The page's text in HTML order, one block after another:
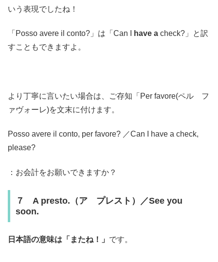
いう表現でしたね！
「Posso avere il conto?」は「Can I have a check?」と訳
すこともできますよ。
より丁寧に言いたい場合は、ご存知「Per favore(ペル フ
ァヴォーレ)を文末に付けます。
Posso avere il conto, per favore? ／Can I have a check,
please?
：お会計をお願いできますか？
７ A presto.（ア プレスト）／See you
soon.
日本語の意味は「またね！」 です。